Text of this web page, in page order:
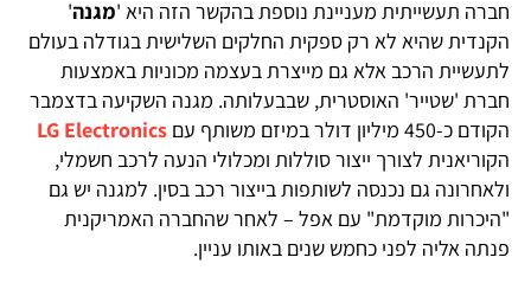
חברה תעשייתית מעניינת נוספת בהקשר הזה היא 'מגנה'
הקנדית שהיא לא רק ספקית החלקים השלישית בגודלה בעולם
לתעשיית הרכב אלא גם מייצרת בעצמה מכוניות באמצעות
חברת 'שטייר' האוסטרית, שבבעלותה. מגנה השקיעה בדצמבר
הקודם כ-450 מיליון דולר במיזם משותף עם
LG Electronics
הקוריאנית לצורך ייצור סוללות ומכלולי הנעה לרכב חשמלי,
ולאחרונה גם נכנסה לשותפות בייצור רכב בסין. למגנה יש גם
"היכרות מוקדמת" עם אפל – לאחר שהחברה האמריקנית
פנתה אליה לפני כחמש שנים באותו עניין.